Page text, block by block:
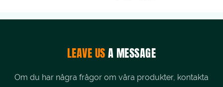
LEAVE USA MESSAGE
Om du har några frågor om våra produkter, kontakta